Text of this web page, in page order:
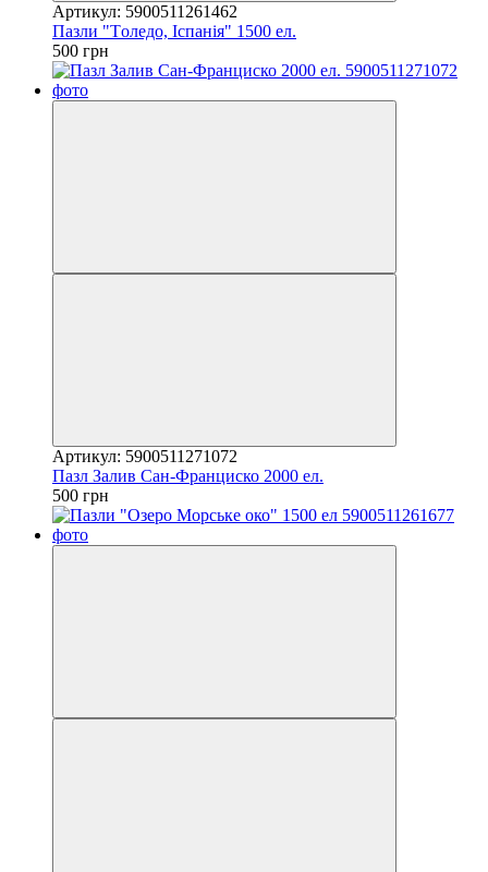
Артикул: 5900511261462
Пазли "Tоледо, Іспанія" 1500 ел.
500 грн
Артикул: 5900511271072
Пазл Залив Сан-Франциско 2000 ел.
500 грн